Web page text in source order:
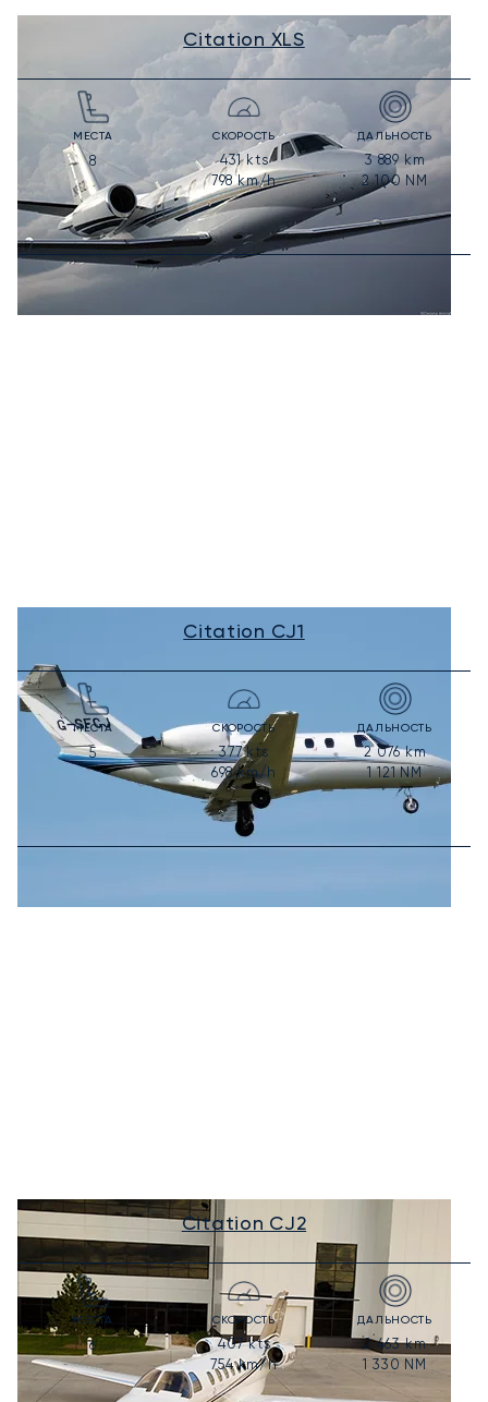
Citation XLS
МЕСТА
8
СКОРОСТЬ
431kts
798km/h
ДАЛЬНОСТЬ
3 889 km
2 100NM
Citation CJ1
МЕСТА
5
СКОРОСТЬ
377kts
698km/h
ДАЛЬНОСТЬ
2 076km
1 121NM
Citation CJ2
МЕСТА
6
СКОРОСТЬ
407kts
754km/h
ДАЛЬНОСТЬ
2 463km
1 330 NM